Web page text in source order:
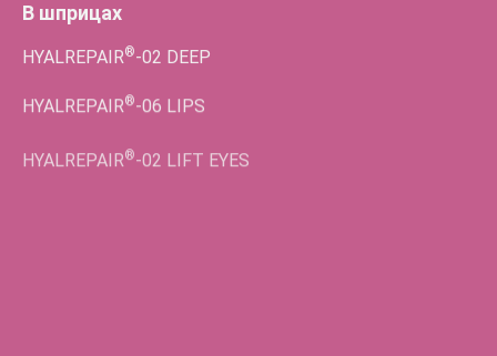
В шприцах
HYALREPAIR®-02 DEEP
HYALREPAIR®-06 LIPS